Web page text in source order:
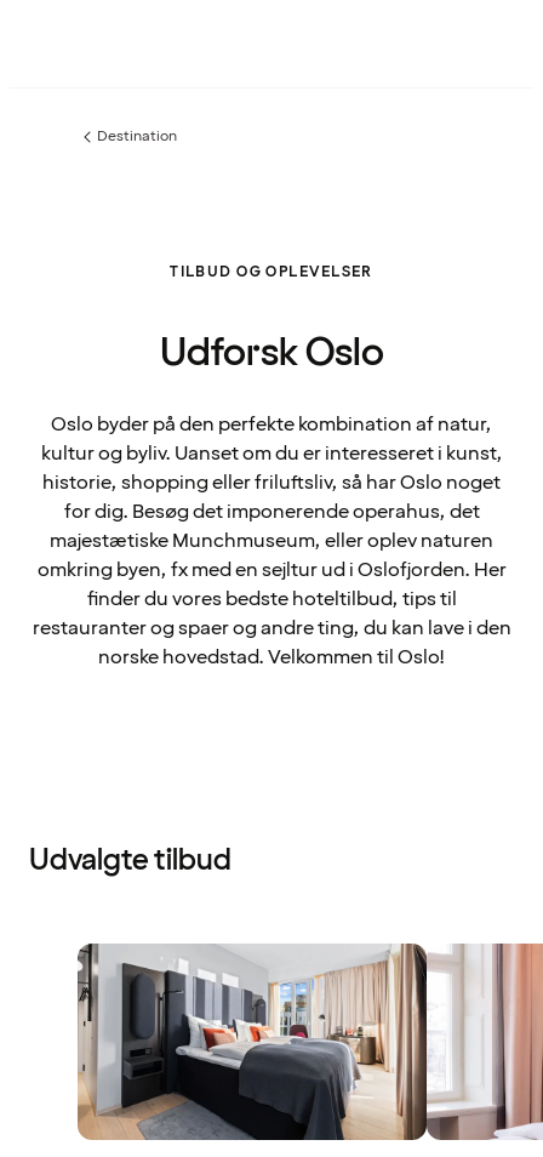
Forrige
Destination
TILBUD OG OPLEVELSER
Udforsk Oslo
Oslo byder på den perfekte kombination af natur,
kultur og byliv. Uanset om du er interesseret i kunst,
historie, shopping eller friluftsliv, så har Oslo noget
for dig. Besøg det imponerende operahus, det
majestætiske Munchmuseum, eller oplev naturen
omkring byen, fx med en sejltur ud i Oslofjorden. Her
finder du vores bedste hoteltilbud, tips til
restauranter og spaer og andre ting, du kan lave i den
norske hovedstad. Velkommen til Oslo!
Udvalgte tilbud